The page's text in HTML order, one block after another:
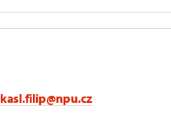
kasl.filip@npu.cz